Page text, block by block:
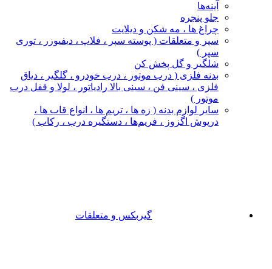
آینه‌ها
جلو پنجره
چراغ‌ ها ، مه‌ شکن و دیلایت
سپر و متعلقات ( پوسته سپر ، فلاپ ، دیفیوزر ، توری
سپر )
شلگیر و گل‌ پخش‌ کن
بدنه فلزی ( درب موتور ، درب خودرو ، گلگیر ، دیاق
فلزی ، سینی فن ، سینی بالا رادیاتور ، لولا و قفل درب
موتور )
سایر لوازم بدنه ( زه ها ، تریم ها ، انواع قاب ها ،
درپوش اگزوز ، فریم‌ها ، دستگیره درب ، رکاب )
گیربکس و متعلقات